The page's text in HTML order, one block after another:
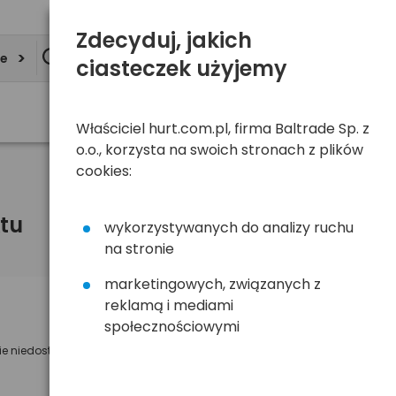
niedostępny
Powiadom mnie o dostępności
Zdecyduj, jakich
ciasteczek użyjemy
Właściciel hurt.com.pl, firma Baltrade Sp. z
o.o., korzysta na swoich stronach z plików
cookies:
wykorzystywanych do analizy ruchu
na stronie
marketingowych, związanych z
reklamą i mediami
społecznościowymi